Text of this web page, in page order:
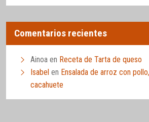
Comentarios recientes
Ainoa en Receta de Tarta de queso
Isabel en Ensalada de arroz con
cacahuete